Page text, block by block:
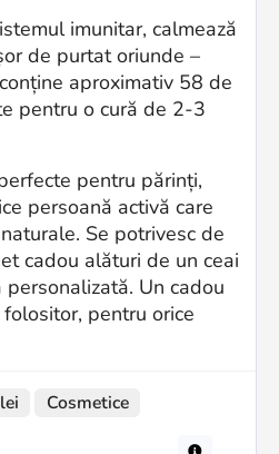
imunitar, calmează
de purtat oriunde –
aproximativ 58 de
pentru o cură de 2-3
pentru părinți,
persoană activă care
Se potrivesc de
cadou alături de un ceai
Un cadou
pentru orice
Cosmetice